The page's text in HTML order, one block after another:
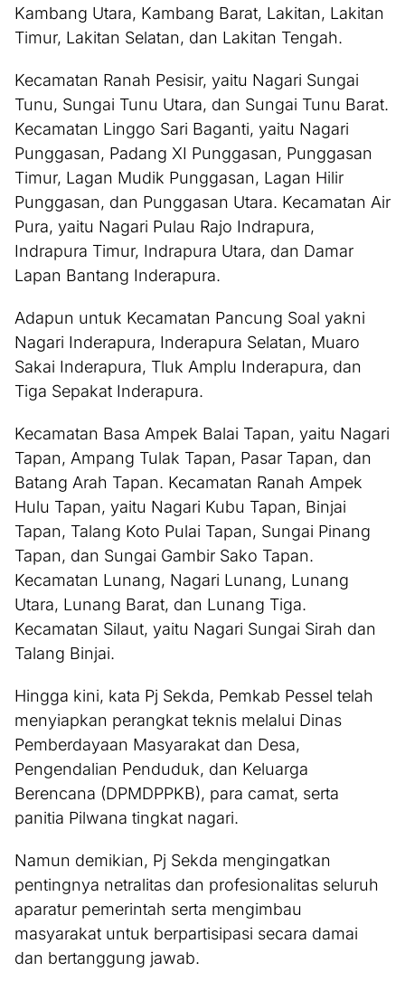
Kambang Utara, Kambang Barat, Lakitan, Lakitan
Timur, Lakitan Selatan, dan Lakitan Tengah.
Kecamatan Ranah Pesisir, yaitu Nagari Sungai
Tunu, Sungai Tunu Utara, dan Sungai Tunu Barat.
Kecamatan Linggo Sari Baganti, yaitu Nagari
Punggasan, Padang XI Punggasan, Punggasan
Timur, Lagan Mudik Punggasan, Lagan Hilir
Punggasan, dan Punggasan Utara. Kecamatan Air
Pura, yaitu Nagari Pulau Rajo Indrapura,
Indrapura Timur, Indrapura Utara, dan Damar
Lapan Bantang Inderapura.
Adapun untuk Kecamatan Pancung Soal yakni
Nagari Inderapura, Inderapura Selatan, Muaro
Sakai Inderapura, Tluk Amplu Inderapura, dan
Tiga Sepakat Inderapura.
Kecamatan Basa Ampek Balai Tapan, yaitu Nagari
Tapan, Ampang Tulak Tapan, Pasar Tapan, dan
Batang Arah Tapan. Kecamatan Ranah Ampek
Hulu Tapan, yaitu Nagari Kubu Tapan, Binjai
Tapan, Talang Koto Pulai Tapan, Sungai Pinang
Tapan, dan Sungai Gambir Sako Tapan.
Kecamatan Lunang, Nagari Lunang, Lunang
Utara, Lunang Barat, dan Lunang Tiga.
Kecamatan Silaut, yaitu Nagari Sungai Sirah dan
Talang Binjai.
Hingga kini, kata Pj Sekda, Pemkab Pessel telah
menyiapkan perangkat teknis melalui Dinas
Pemberdayaan Masyarakat dan Desa,
Pengendalian Penduduk, dan Keluarga
Berencana (DPMDPPKB), para camat, serta
panitia Pilwana tingkat nagari.
Namun demikian, Pj Sekda mengingatkan
pentingnya netralitas dan profesionalitas seluruh
aparatur pemerintah serta mengimbau
masyarakat untuk berpartisipasi secara damai
dan bertanggung jawab.